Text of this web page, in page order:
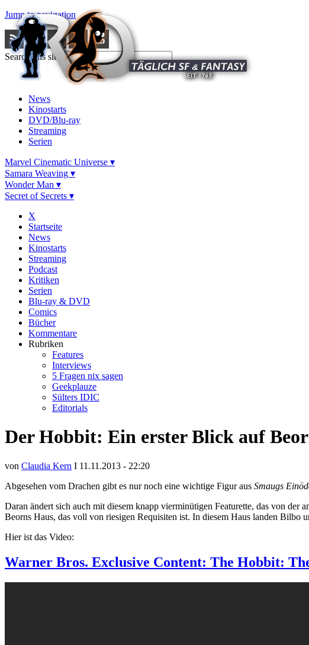
Jump to navigation
Search this site
News
Kinostarts
DVD/Blu-ray
Streaming
Serien
Marvel Cinematic Universe ▾
Samara Weaving ▾
Wonder Man ▾
Secret of Secrets ▾
X
Startseite
News
Kinostarts
Streaming
Podcast
Kritiken
Serien
Blu-ray & DVD
Comics
Bücher
Kommentare
Rubriken
Features
Interviews
5 Fragen nix sagen
Geekplauze
Sülters IDIC
Editorials
Der Hobbit: Ein erster Blick auf
von Claudia Kern I 11.11.2013 - 22:20
Abgesehen vom Drachen gibt es nur noch eine wichtige Figur aus Smaugs
Daran ändert sich auch mit diesem knapp vierminütigen Featurette, das von
Beorns Haus, das voll von riesigen Requisiten ist. In diesem Haus landen Bilbo
Hier ist das Video:
Warner Bros. Exclusive Content: The Hobbit: